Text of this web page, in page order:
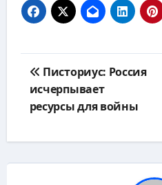
по
записям
Писториус: Россия
исчерпывает
ресурсы для войны